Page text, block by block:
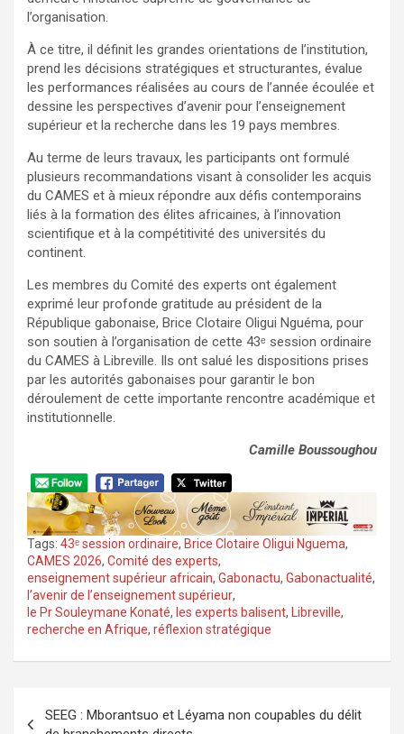
l’organisation.
À ce titre, il définit les grandes orientations de l’institution,
prend les décisions stratégiques et structurantes, évalue
les performances réalisées au cours de l’année écoulée et
dessine les perspectives d’avenir pour l’enseignement
supérieur et la recherche dans les 19 pays membres.
Au terme de leurs travaux, les participants ont formulé
plusieurs recommandations visant à consolider les acquis
du CAMES et à mieux répondre aux défis contemporains
liés à la formation des élites africaines, à l’innovation
scientifique et à la compétitivité des universités du
continent.
Les membres du Comité des experts ont également
exprimé leur profonde gratitude au président de la
République gabonaise, Brice Clotaire Oligui Nguéma, pour
son soutien à l’organisation de cette 43ᵉ session ordinaire
du CAMES à Libreville. Ils ont salué les dispositions prises
par les autorités gabonaises pour garantir le bon
déroulement de cette importante rencontre académique et
institutionnelle.
Camille Boussoughou
Tags: 43ᵉ session ordinaire, Brice Clotaire Oligui Nguema,
CAMES 2026, Comité des experts,
enseignement supérieur africain, Gabonactu, Gabonactualité,
l’avenir de l’enseignement supérieur,
le Pr Souleymane Konaté, les experts balisent, Libreville,
recherche en Afrique, réflexion stratégique
SEEG : Mborantsuo et Léyama non coupables du délit